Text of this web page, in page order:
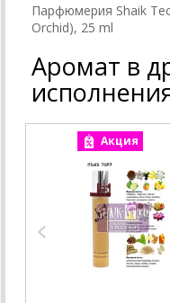
Парфюмерия Shaik
Orchid), 25 ml
Аромат в
Акция